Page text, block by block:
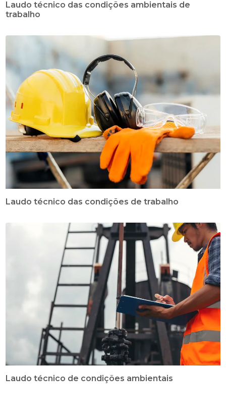
Laudo técnico das condições ambientais de
trabalho
Laudo técnico das condições de trabalho
Laudo técnico de condições ambientais